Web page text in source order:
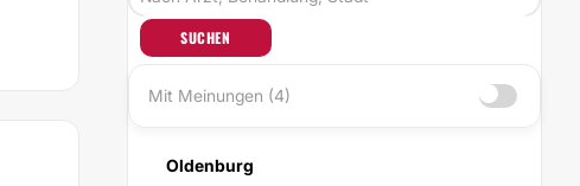
SUCHEN
Mit Meinungen (4)
Oldenburg